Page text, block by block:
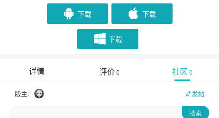
下载 下载
下载
详情 评价0 社区 0
版主: 发帖